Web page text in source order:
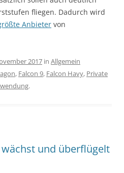
fliegen. Dadurch wird
Anbieter von
2017 in Allgemein
, Falcon 9, Falcon Havy, Private
.
und überflügelt